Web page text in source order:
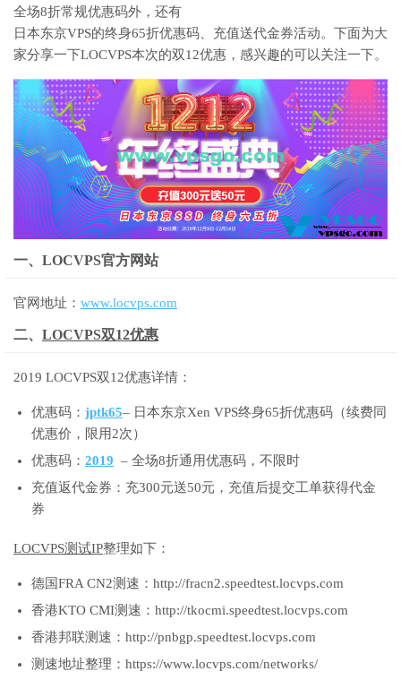
全场8折常规优惠码外，还有
日本东京VPS的终身65折优惠码、充值送代金券活动。下面为大
家分享一下LOCVPS本次的双12优惠，感兴趣的可以关注一下。
一、LOCVPS官方网站
官网地址： www.locvps.com
二、 LOCVPS双12优惠
2019 LOCVPS双12优惠详情：
优惠码： jptk65– 日本东京Xen VPS终身65折优惠码（续费同
优惠价，限用2次）
优惠码： 2019 – 全场8折通用优惠码，不限时
充值返代金券：充300元送50元，充值后提交工单获得代金
券
LOCVPS测试IP整理如下：
德国FRA CN2测速：http://fracn2.speedtest.locvps.com
香港KTO CMI测速：http://tkocmi.speedtest.locvps.com
香港邦联测速：http://pnbgp.speedtest.locvps.com
测速地址整理：https://www.locvps.com/networks/